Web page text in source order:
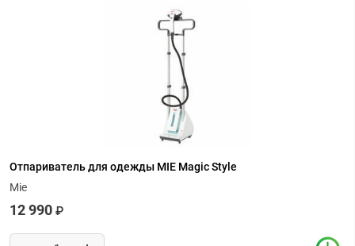
Отпариватель для одежды MIE Magic Style
Mie
12 990 ₽